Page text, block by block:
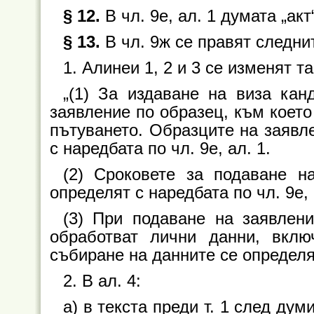
§ 12. В чл. 9е, ал. 1 думата
§ 13. В чл. 9ж се правят
1. Алинеи 1, 2 и 3 се изменят
„(1) За издаване на виза
заявление по образец, към
пътуването. Образците на
с наредбата по чл. 9е, ал. 1.
(2) Сроковете за подаване
определят с наредбата по чл.
(3) При подаване на
обработват лични данни,
събиране на данните се
2. В ал. 4:
а) в текста преди т. 1 след